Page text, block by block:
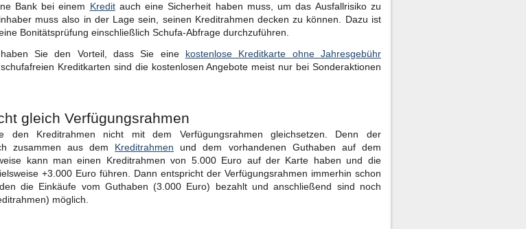
Bank bei einem
Kreditauch eine Sicherheit haben muss, um das Ausfallrisiko zu
muss also in der Lage sein, seinen Kreditrahmen decken zu können. Dazu ist
Bonitätsprüfung einschließlich Schufa-Abfrage durchzuführen.
Sie den Vorteil, dass Sie eine
kostenlose Kreditkarte ohne Jahresgebühr
Kreditkarten sind die kostenlosen Angebote meist nur bei Sonderaktionen
gleich Verfügungsrahmen
den Kreditrahmen nicht mit dem Verfügungsrahmen gleichsetzen. Denn der
zusammen aus dem Kreditrahmen und dem vorhandenen Guthaben auf dem
kann man einen Kreditrahmen von 5.000 Euro auf der Karte haben und die
+3.000 Euro führen. Dann entspricht der Verfügungsrahmen immerhin schon
die Einkäufe vom Guthaben (3.000 Euro) bezahlt und anschließend sind noch
möglich.